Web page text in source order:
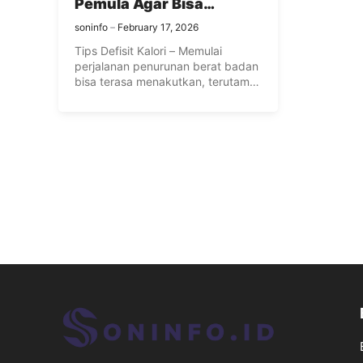
Pemula Agar Bisa
Konsisten
soninfo February 17, 2026
Tips Defisit Kalori – Memulai
perjalanan penurunan berat badan
bisa terasa menakutkan, terutama